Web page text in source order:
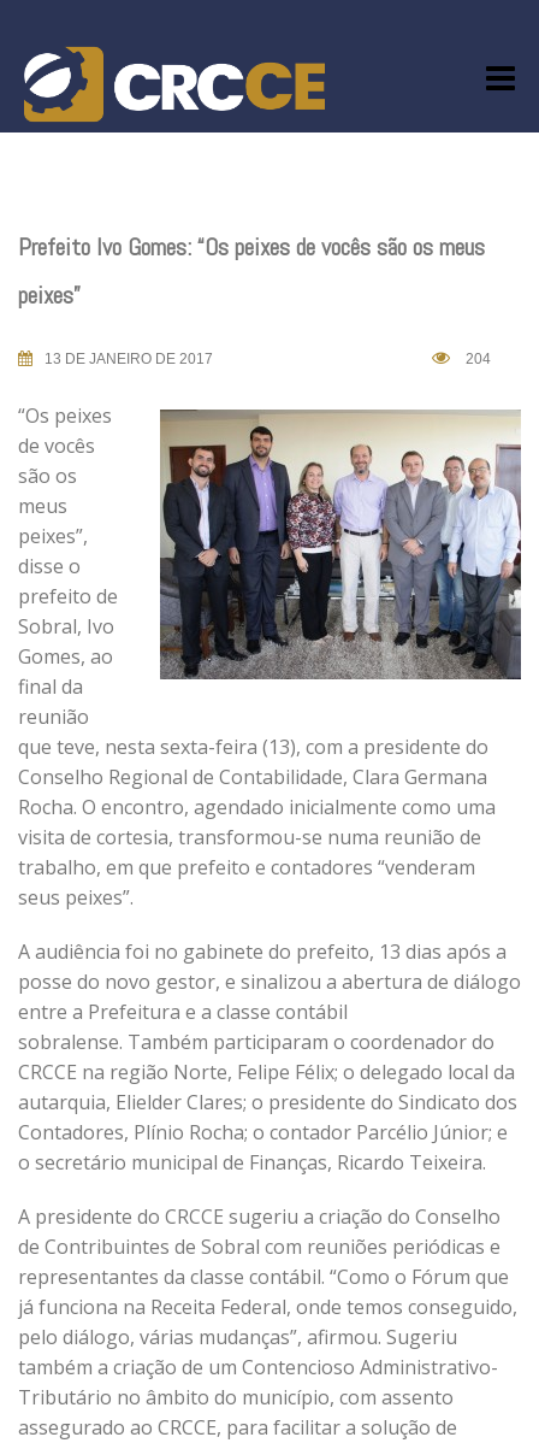
content
Prefeito Ivo Gomes: “Os peixes de vocês são os meus
peixes”
13 DE JANEIRO DE 2017 204
“Os peixes
de vocês
são os
meus
peixes”,
disse o
prefeito de
Sobral, Ivo
Gomes, ao
final da
reunião
que teve, nesta sexta-feira (13), com a presidente do
Conselho Regional de Contabilidade, Clara Germana
Rocha. O encontro, agendado inicialmente como uma
visita de cortesia, transformou-se numa reunião de
trabalho, em que prefeito e contadores “venderam
seus peixes”.
A audiência foi no gabinete do prefeito, 13 dias após a
posse do novo gestor, e sinalizou a abertura de diálogo
entre a Prefeitura e a classe contábil
sobralense. Também participaram o coordenador do
CRCCE na região Norte, Felipe Félix; o delegado local da
autarquia, Elielder Clares; o presidente do Sindicato dos
Contadores, Plínio Rocha; o contador Parcélio Júnior; e
o secretário municipal de Finanças, Ricardo Teixeira.
A presidente do CRCCE sugeriu a criação do Conselho
de Contribuintes de Sobral com reuniões periódicas e
representantes da classe contábil. “Como o Fórum que
já funciona na Receita Federal, onde temos conseguido,
pelo diálogo, várias mudanças”, afirmou. Sugeriu
também a criação de um Contencioso Administrativo-
Tributário no âmbito do município, com assento
assegurado ao CRCCE, para facilitar a solução de